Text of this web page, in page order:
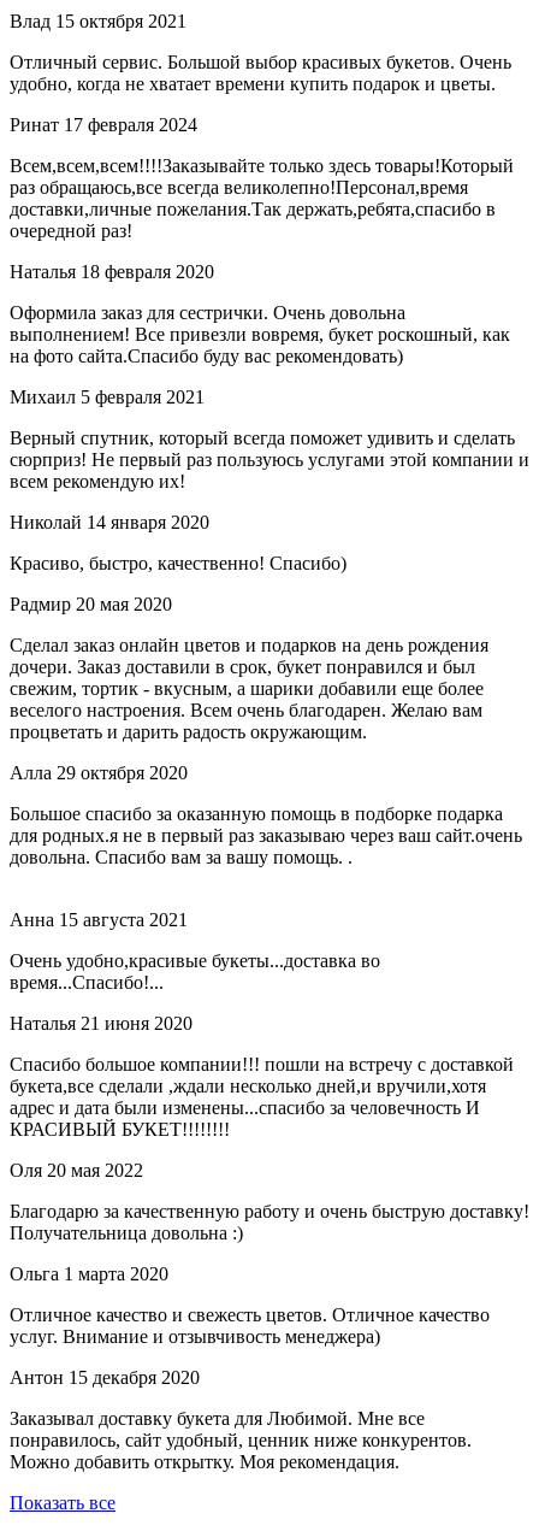
Влад 15 октября 2021
Отличный сервис. Большой выбор красивых букетов. Очень
удобно, когда не хватает времени купить подарок и цветы.
Ринат 17 февраля 2024
Всем,всем,всем!!!!Заказывайте только здесь товары!Который
раз обращаюсь,все всегда великолепно!Персонал,время
доставки,личные пожелания.Так держать,ребята,спасибо в
очередной раз!
Наталья 18 февраля 2020
Оформила заказ для сестрички. Очень довольна
выполнением! Все привезли вовремя, букет роскошный, как
на фото сайта.Спасибо буду вас рекомендовать)
Михаил 5 февраля 2021
Верный спутник, который всегда поможет удивить и сделать
сюрприз! Не первый раз пользуюсь услугами этой компании и
всем рекомендую их!
Николай 14 января 2020
Красиво, быстро, качественно! Спасибо)
Радмир 20 мая 2020
Сделал заказ онлайн цветов и подарков на день рождения
дочери. Заказ доставили в срок, букет понравился и был
свежим, тортик - вкусным, а шарики добавили еще более
веселого настроения. Всем очень благодарен. Желаю вам
процветать и дарить радость окружающим.
Алла 29 октября 2020
Большое спасибо за оказанную помощь в подборке подарка
для родных.я не в первый раз заказываю через ваш сайт.очень
довольна. Спасибо вам за вашу помощь. .
Анна 15 августа 2021
Очень удобно,красивые букеты...доставка во
время...Спасибо!...
Наталья 21 июня 2020
Спасибо большое компании!!! пошли на встречу с доставкой
букета,все сделали ,ждали несколько дней,и вручили,хотя
адрес и дата были изменены...спасибо за человечность И
КРАСИВЫЙ БУКЕТ!!!!!!!!
Оля 20 мая 2022
Благодарю за качественную работу и очень быструю доставку!
Получательница довольна :)
Ольга 1 марта 2020
Отличное качество и свежесть цветов. Отличное качество
услуг. Внимание и отзывчивость менеджера)
Антон 15 декабря 2020
Заказывал доставку букета для Любимой. Мне все
понравилось, сайт удобный, ценник ниже конкурентов.
Можно добавить открытку. Моя рекомендация.
Показать все